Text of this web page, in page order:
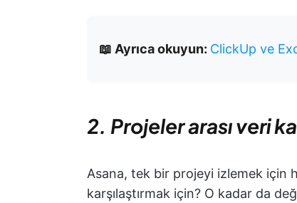
📖 Ayrıca okuyun: ClickUp ve
2. Projeler arası veri
Asana, tek bir projeyi izlemek için
karşılaştırmak için? O kadar da